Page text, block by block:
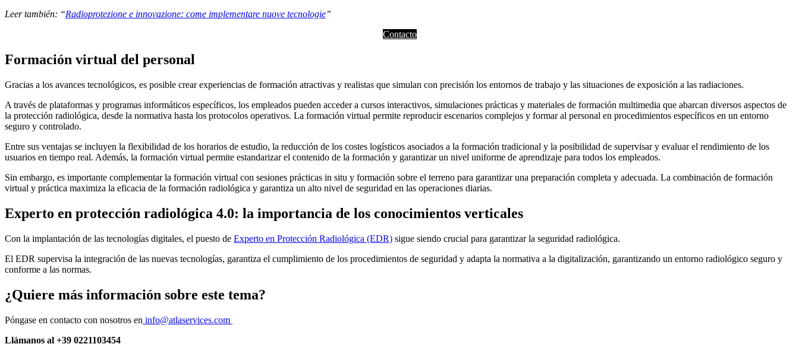
Leer también: “Radioprotezione e innovazione: come implementare nuove tecnologie”
Contacto
Formación virtual del personal
Gracias a los avances tecnológicos, es posible crear experiencias de formación atractivas y realistas que simulan con precisión los entornos de trabajo y las situaciones de exposición a las radiaciones.
A través de plataformas y programas informáticos específicos, los empleados pueden acceder a cursos interactivos, simulaciones prácticas y materiales de formación multimedia que abarcan diversos aspectos de
la protección radiológica, desde la normativa hasta los protocolos operativos. La formación virtual permite reproducir escenarios complejos y formar al personal en procedimientos específicos en un entorno
seguro y controlado.
Entre sus ventajas se incluyen la flexibilidad de los horarios de estudio, la reducción de los costes logísticos asociados a la formación tradicional y la posibilidad de supervisar y evaluar el rendimiento de los
usuarios en tiempo real. Además, la formación virtual permite estandarizar el contenido de la formación y garantizar un nivel uniforme de aprendizaje para todos los empleados.
Sin embargo, es importante complementar la formación virtual con sesiones prácticas in situ y formación sobre el terreno para garantizar una preparación completa y adecuada. La combinación de formación
virtual y práctica maximiza la eficacia de la formación radiológica y garantiza un alto nivel de seguridad en las operaciones diarias.
Experto en protección radiológica 4.0: la importancia de los conocimientos verticales
Con la implantación de las tecnologías digitales, el puesto de Experto en Protección Radiológica (EDR) sigue siendo crucial para garantizar la seguridad radiológica.
El EDR supervisa la integración de las nuevas tecnologías, garantiza el cumplimiento de los procedimientos de seguridad y adapta la normativa a la digitalización, garantizando un entorno radiológico seguro y
conforme a las normas.
¿Quiere más información sobre este tema?
Póngase en contacto con nosotros en info@atlaservices.com
Llámanos al +39 0221103454